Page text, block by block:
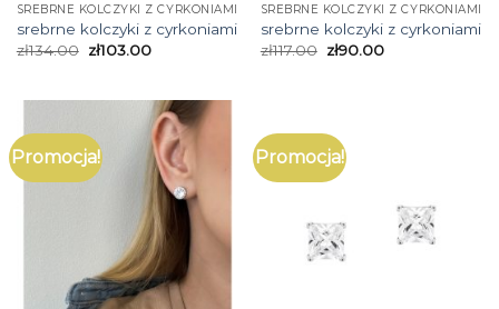
SREBRNE KOLCZYKI Z CYRKONIAMI
srebrne kolczyki z cyrkoniami
zł134.00 zł103.00
SREBRNE KOLCZYKI Z CYRKONIAMI
srebrne kolczyki z cyrkoniami
zł117.00 zł90.00
Promocja! Promocja!